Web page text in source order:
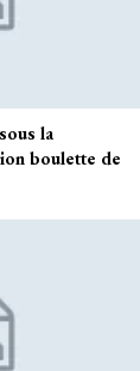
la
boulette de